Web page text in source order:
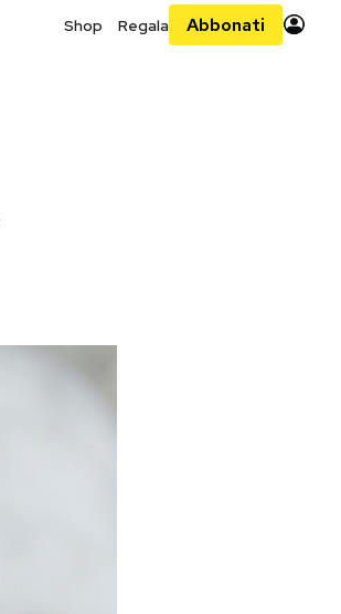
Shop Regala Abbonati